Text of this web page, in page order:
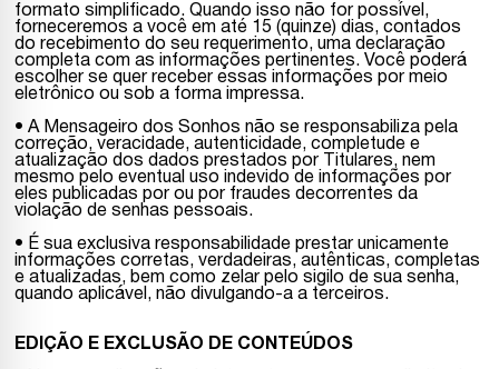
formato simplificado. Quando isso não for possível,
forneceremos a você em até 15 (quinze) dias, contados
do recebimento do seu requerimento, uma declaração
completa com as informações pertinentes. Você poderá
escolher se quer receber essas informações por meio
eletrônico ou sob a forma impressa.
• A Mensageiro dos Sonhos não se responsabiliza pela
correção, veracidade, autenticidade, completude e
atualização dos dados prestados por Titulares, nem
mesmo pelo eventual uso indevido de informações por
eles publicadas por ou por fraudes decorrentes da
violação de senhas pessoais.
• É sua exclusiva responsabilidade prestar unicamente
informações corretas, verdadeiras, autênticas, completas
e atualizadas, bem como zelar pelo sigilo de sua senha,
quando aplicável, não divulgando-a a terceiros.
EDIÇÃO E EXCLUSÃO DE CONTEÚDOS